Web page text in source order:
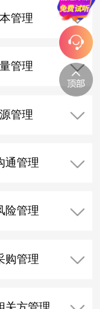
管理
管理
管理
通管理
险管理
购管理